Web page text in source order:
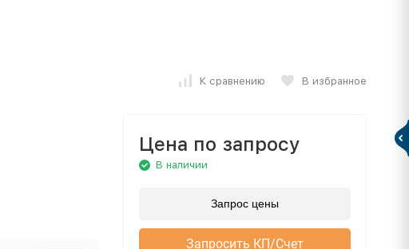
К сравнению В избранное
Цена по запросу
В наличии
Запрос цены
Запросить КП/Счет